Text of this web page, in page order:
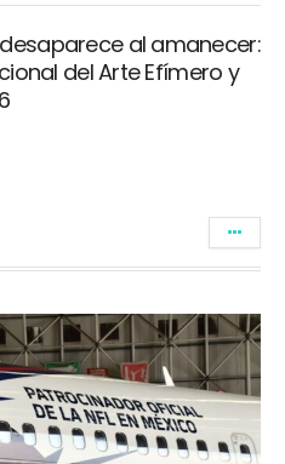
al amanecer:
del Arte Efímero y